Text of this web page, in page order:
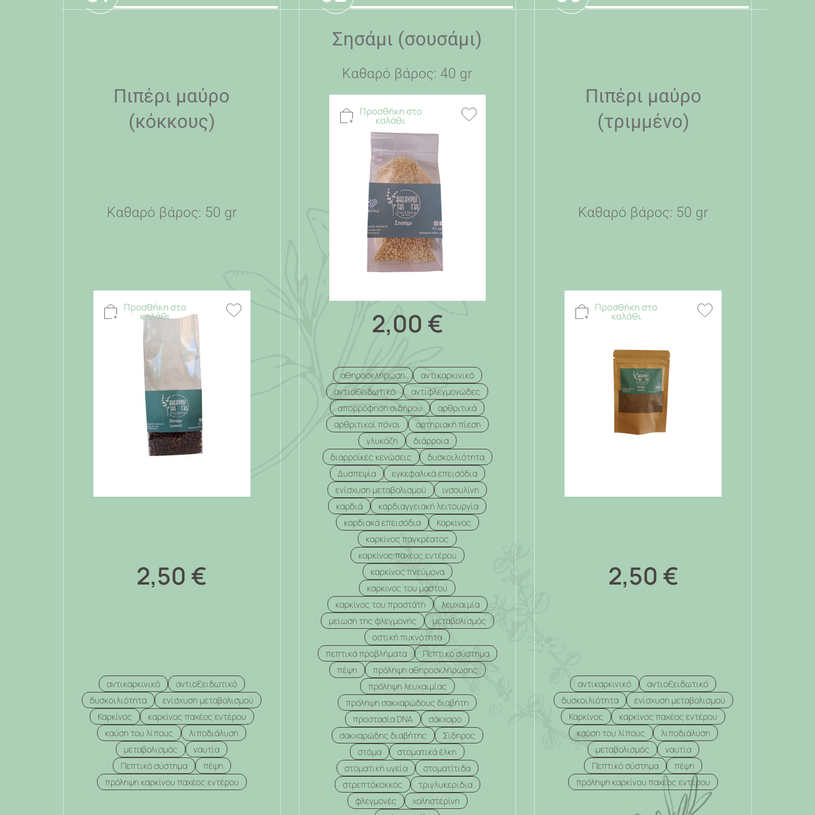
Πιπέρι μαύρο
(κόκκους)
Καθαρό βάρος: 50 gr
Προσθήκη στο
καλάθι
2,50 €
αντικαρκινικό
αντιοξειδωτικό
δυσκοιλιότητα
ενίσχυση μεταβολισμού
Καρκίνος
καρκίνος παχέος εντέρου
καύση του λίπους
λιποδιάλυση
μεταβολισμός
ναυτία
Πεπτικό σύστημα
πέψη
πρόληψη καρκίνου παχέος εντέρου
Σησάμι (σουσάμι)
Καθαρό βάρος: 40 gr
Προσθήκη στο
καλάθι
2,00 €
αθηροσκλήρωση
αντικαρκινικό
αντιοξειδωτικό
αντιφλεγμονώδες
απορρόφηση σιδήρου
αρθριτικά
αρθριτικοί πόνοι
αρτηριακή πίεση
γλυκόζη
διάρροια
διαρροϊκές κενώσεις
δυσκοιλιότητα
Δυσπεψία
εγκεφαλικά επεισόδια
ενίσχυση μεταβολισμού
ινσουλίνη
καρδιά
καρδιαγγειακή λειτουργία
καρδιακά επεισόδια
Καρκίνος
καρκίνος παγκρέατος
καρκίνος παχέος εντέρου
καρκίνος πνεύμονα
καρκινος του μαστού
καρκίνος του προστάτη
λευχαιμία
μείωση της φλεγμονής
μεταβολισμός
οστική πυκνότητα
πεπτικά προβλήματα
Πεπτικό σύστημα
πέψη
πρόληψη αθηροσκλήρωσης
πρόληψη λευχαιμίας
πρόληψη σακχαρώδους διαβήτη
προστασία DNA
σάκχαρο
σακχαρώδης διαβήτης
Σίδηρος
στόμα
στοματικά έλκη
στοματική υγεία
στοματίτιδα
στρεπτόκοκκος
τριγλυκερίδια
φλεγμονές
χοληστερίνη
Πιπέρι μαύρο
(τριμμένο)
Καθαρό βάρος: 50 gr
Προσθήκη στο
καλάθι
2,50 €
αντικαρκινικό
αντιοξειδωτικό
δυσκοιλιότητα
ενίσχυση μεταβολισμού
Καρκίνος
καρκίνος παχέος εντέρου
καύση του λίπους
λιποδιάλυση
μεταβολισμός
ναυτία
Πεπτικό σύστημα
πέψη
πρόληψη καρκίνου παχέος εντέρου